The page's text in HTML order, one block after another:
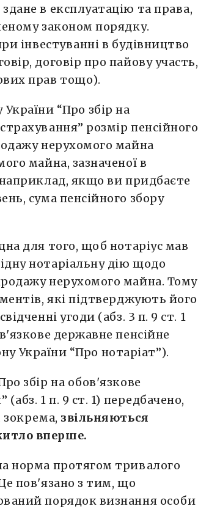
в експлуатацію та права,
законом порядку.
інвестуванні в будівництво
договір про пайову участь,
прав тощо).
України “Про збір на
розмір пенсійного
нерухомого майна
майна, зазначеної в
якщо ви придбаєте
сума пенсійного збору
для того, щоб нотаріус мав
нотаріальну дію щодо
нерухомого майна. Тому
які підтверджують його
угоди (абз. 3 п. 9 ст. 1
державне пенсійне
України “Про нотаріат”).
збір на обов'язкове
1 п. 9 ст. 1) передбачено,
зокрема, звільняються
вперше.
норма протягом тривалого
пов'язано з тим, що
порядок визнання особи